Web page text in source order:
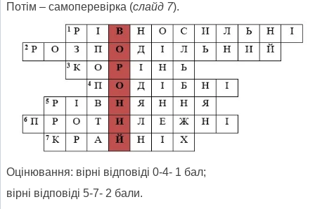
Потім – самоперевірка (слайд 7).
Оцінювання: вірні відповіді 0-4- 1 бал;
вірні відповіді 5-7- 2 бали.